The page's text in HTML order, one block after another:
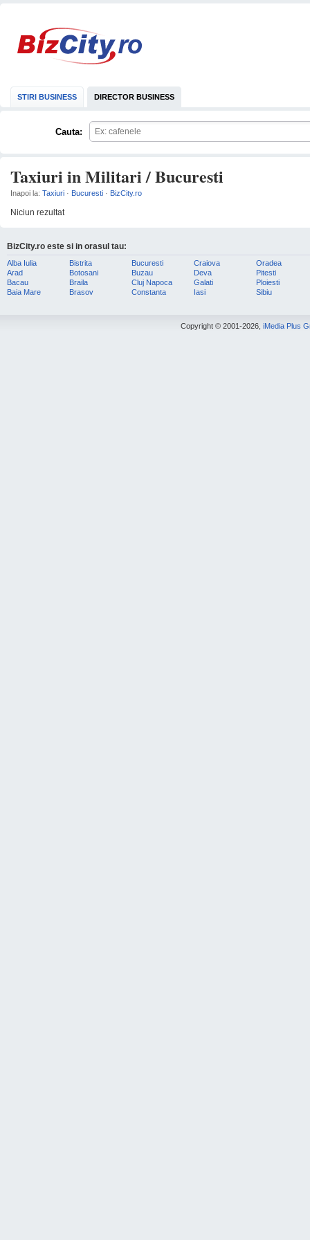
STIRI BUSINESS DIRECTOR BUSINESS
Cauta:
Taxiuri in Militari / Bucuresti
Inapoi la: Taxiuri · Bucuresti · BizCity.ro
Niciun rezultat
BizCity.ro este si in orasul tau:
Alba Iulia
Arad
Bacau
Baia Mare
Bistrita
Botosani
Braila
Brasov
Bucuresti
Buzau
Cluj Napoca
Constanta
Craiova
Deva
Galati
Iasi
Oradea
Pitesti
Ploiesti
Sibiu
Copyright © 2001-2026, iMedia Plus